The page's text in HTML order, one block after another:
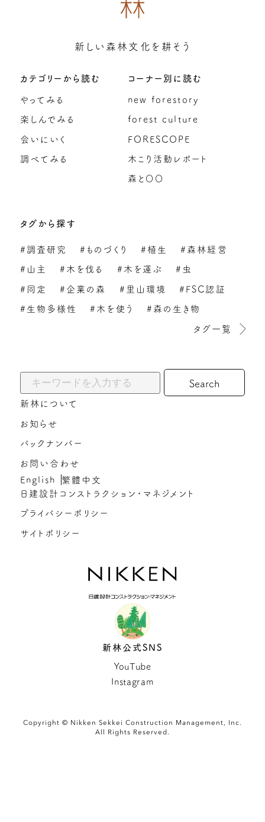
新しい森林文化を耕そう
カテゴリーから読む
やってみる
楽しんでみる
会いにいく
調べてみる
コーナー別に読む
new forestory
forest culture
FORESCOPE
木こり活動レポート
森と〇〇
タグから探す
#調査研究 #ものづくり #植生
#森林経営
#山主
#木を伐る #木を運ぶ
#虫
#同定
#企業の森 #里山環境
#FSC認証
#生物多様性
#木を使う
#森の生き物
タグ一覧
キーワードから探す:
新林について
お知らせ
バックナンバー
お問い合わせ
English
繁體中文
日建設計コンストラクション・マネジメント
プライバシーポリシー
サイトポリシー
新林公式SNS
YouTube
Instagram
Copyright © Nikken Sekkei Construction Management, Inc.
All Rights Reserved.